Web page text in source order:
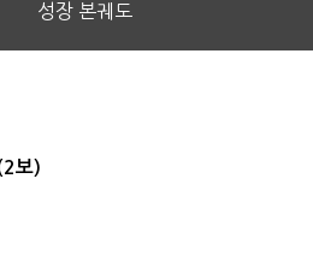
성장 본궤도
보)